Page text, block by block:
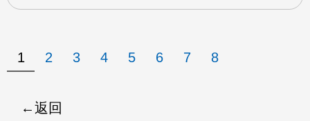
1 2 3 4 5 6 7 8
返回